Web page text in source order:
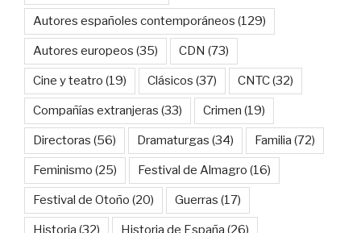
Autores españoles contemporáneos (129)
Autores europeos (35) CDN (73)
Cine y teatro (19) Clásicos (37) CNTC(32)
Compañías extranjeras (33) Crimen (19)
Directoras (56) Dramaturgas (34) Familia (72)
Feminismo (25) Festival de Almagro (16)
Festival de Otoño (20) Guerras (17)
Historia (32) Historia de España (26)